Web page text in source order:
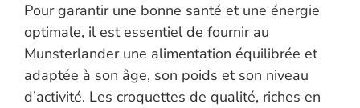
Pour garantir une bonne santé et une énergie
optimale, il est essentiel de fournir au
Munsterlander une alimentation équilibrée et
adaptée à son âge, son poids et son niveau
d’activité. Les croquettes de qualité, riches en